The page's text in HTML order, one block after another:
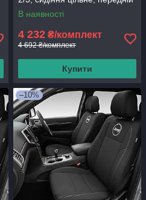
і задній підлокітник; 5
В наявності
4 232 ₴/комплект
4 692 ₴/комплект
Купити
–10%